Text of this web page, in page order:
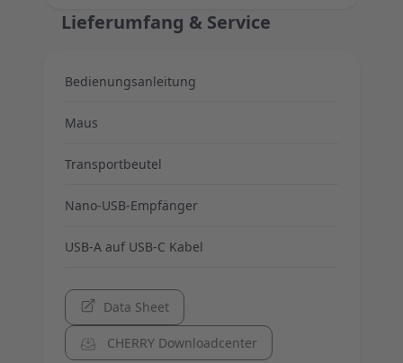
Lieferumfang & Service
Bedienungsanleitung
Maus
Transportbeutel
Nano-USB-Empfänger
USB-A auf USB-C Kabel
Data Sheet
CHERRY Downloadcenter